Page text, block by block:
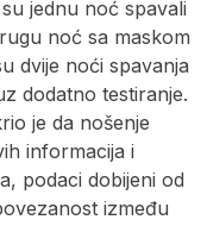
jednu noć spavali
noć sa maskom
dvije noći spavanja
dodatno testiranje.
je da nošenje
informacija i
podaci dobijeni od
između